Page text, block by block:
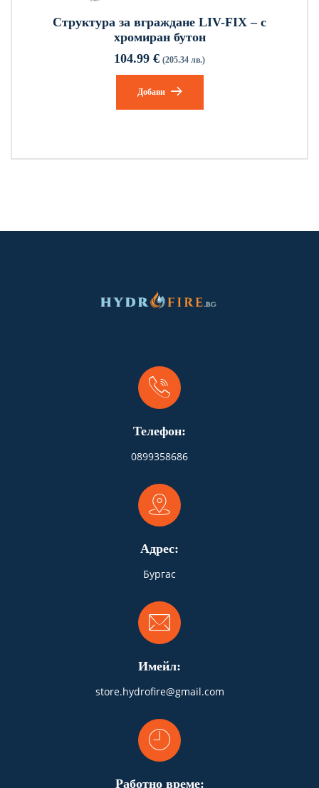
Структура за вграждане LIV-FIX – с
хромиран бутон
104.99 € (205.34 лв.)
Добави
Телефон:
0899358686
Адрес:
Бургас
Имейл:
store.hydrofire@gmail.com
Работно време: